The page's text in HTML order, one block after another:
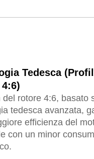
Tedesca
del rotore 4:6, basato
tedesca avanzata,
efficienza del
con un minor